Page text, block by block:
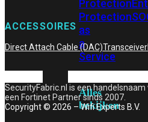
Protection
Protection
as
a
Service
Alles
bekijken
ACCESSOIRES
Direct Attach Cable (DAC)Transceiver
SecurityFabric.nl is een handelsnaam
een Fortinet Partner sinds 2007.
Copyright © 2026 – Wifi Experts B.V.